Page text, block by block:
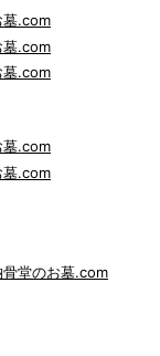
墓.com
墓.com
墓.com
墓.com
墓.com
骨堂のお墓.com